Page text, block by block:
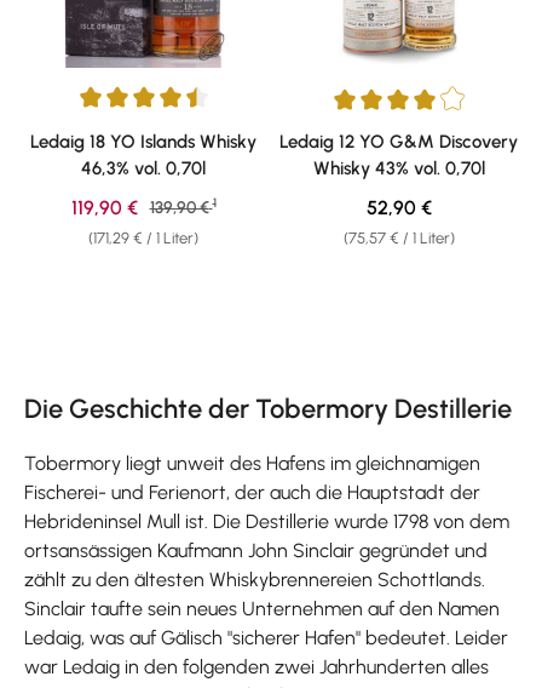
Durchschnittliche Bewertung von 4.62 von 5 Sternen
Ledaig 18 YO Islands Whisky
46,3% vol. 0,70l
(171,29 € / 1 Liter)
Verkaufspreis:
119,90 € Regulärer Preis:
139,90 € 1
Durchschnittliche Bewertung
Ledaig 12 YO G&M Discovery
Whisky 43% vol. 0,70l
(75,57 € / 1 Liter)
Regulärer Preis:
52,90 €
Die Geschichte der Tobermory Destillerie
Tobermory liegt unweit des Hafens im gleichnamigen
Fischerei- und Ferienort, der auch die Hauptstadt der
Hebrideninsel Mull ist. Die Destillerie wurde 1798 von dem
ortsansässigen Kaufmann John Sinclair gegründet und
zählt zu den ältesten Whiskybrennereien Schottlands.
Sinclair taufte sein neues Unternehmen auf den Namen
Ledaig, was auf Gälisch "sicherer Hafen" bedeutet. Leider
war Ledaig in den folgenden zwei Jahrhunderten alles